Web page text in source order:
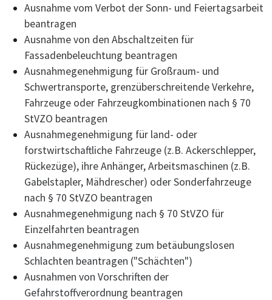
Ausnahme vom Verbot der Sonn- und Feiertagsarbeit
beantragen
Ausnahme von den Abschaltzeiten für
Fassadenbeleuchtung beantragen
Ausnahmegenehmigung für Großraum- und
Schwertransporte, grenzüberschreitende Verkehre,
Fahrzeuge oder Fahrzeugkombinationen nach § 70
StVZO beantragen
Ausnahmegenehmigung für land- oder
forstwirtschaftliche Fahrzeuge (z.B. Ackerschlepper,
Rückezüge), ihre Anhänger, Arbeitsmaschinen (z.B.
Gabelstapler, Mähdrescher) oder Sonderfahrzeuge
nach § 70 StVZO beantragen
Ausnahmegenehmigung nach § 70 StVZO für
Einzelfahrten beantragen
Ausnahmegenehmigung zum betäubungslosen
Schlachten beantragen ("Schächten")
Ausnahmen von Vorschriften der
Gefahrstoffverordnung beantragen